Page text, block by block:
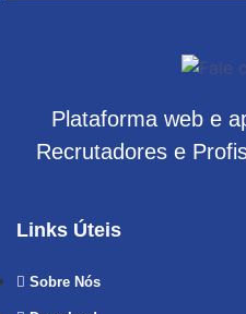
Plataforma web e
Recrutadores e
Links Úteis
Sobre Nós